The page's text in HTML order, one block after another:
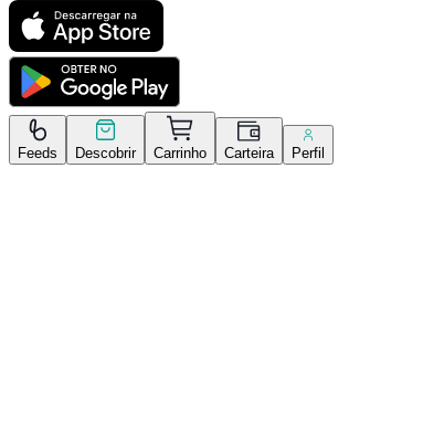
Feeds Descobrir Carrinho Carteira Perfil